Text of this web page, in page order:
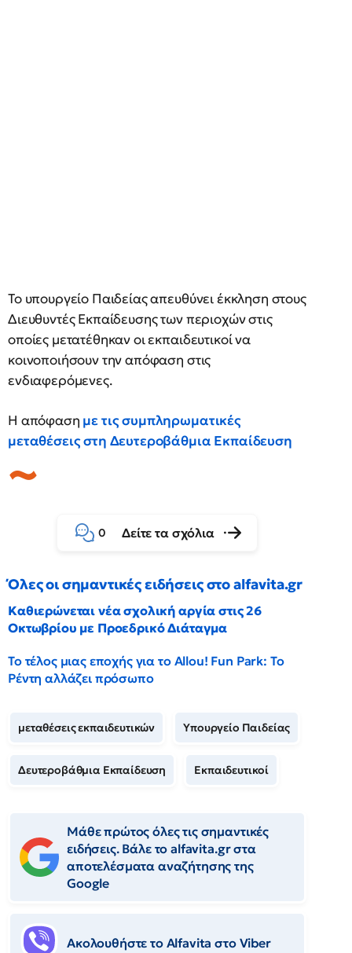
Το υπουργείο Παιδείας απευθύνει έκκληση στους
Διευθυντές Εκπαίδευσης των περιοχών στις
οποίες μετατέθηκαν οι εκπαιδευτικοί να
κοινοποιήσουν την απόφαση στις
ενδιαφερόμενες.
Η απόφαση με τις συμπληρωματικές
μεταθέσεις στη Δευτεροβάθμια Εκπαίδευση
0 Δείτε τα σχόλια
Όλες οι σημαντικές ειδήσεις στο alfavita.gr
Καθιερώνεται νέα σχολική αργία στις 26
Οκτωβρίου με Προεδρικό Διάταγμα
Το τέλος μιας εποχής για το Allou! Fun Park: Το
Ρέντη αλλάζει πρόσωπο
μεταθέσεις εκπαιδευτικών Υπουργείο Παιδείας
Δευτεροβάθμια Εκπαίδευση Εκπαιδευτικοί
Μάθε πρώτος όλες τις σημαντικές
ειδήσεις. Βάλε το alfavita.gr στα
αποτελέσματα αναζήτησης της
Google
Ακολουθήστε το Αlfavita στο Viber